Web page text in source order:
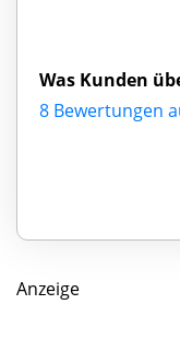
Was Kunden
8 Bewertungen
Anzeige